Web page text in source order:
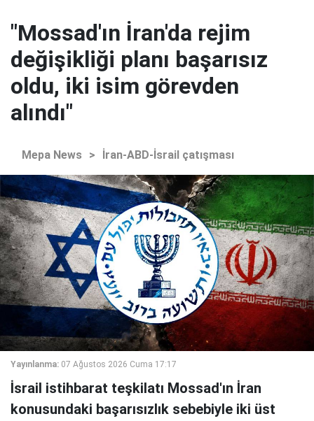
"Mossad'ın İran'da rejim
değişikliği planı başarısız
oldu, iki isim görevden
alındı"
Mepa News > İran-ABD-İsrail çatışması
Yayınlanma: 07 Ağustos 2026 Cuma 17:17
İsrail istihbarat teşkilatı Mossad'ın İran
konusundaki başarısızlık sebebiyle iki üst